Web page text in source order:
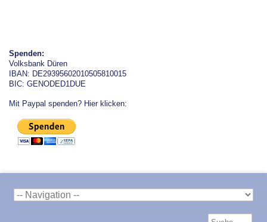
Spenden:
Volksbank Düren
IBAN: DE29395602010505810015
BIC: GENODED1DUE
Mit Paypal spenden? Hier klicken: